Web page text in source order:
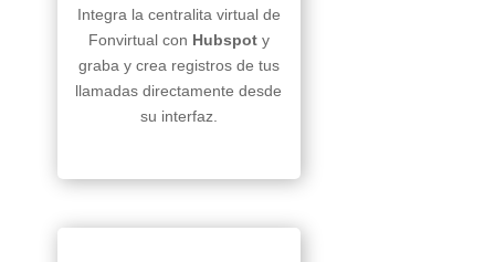
Integra la centralita virtual de
Fonvirtual con Hubspoty
graba y crea registros de tus
llamadas directamente desde
su interfaz.